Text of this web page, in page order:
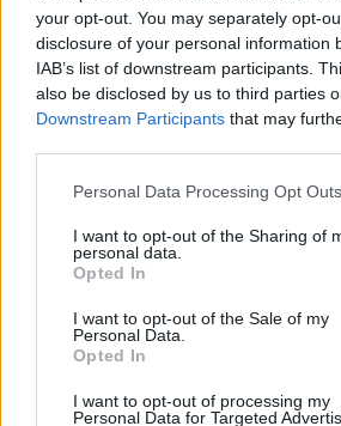
your opt-out. You may separately opt-
disclosure of your personal information
IAB’s list of downstream participants.
also be disclosed by us to third parties
Downstream Participants that may
Personal Data Processing Opt Outs
I want to opt-out of the Sharing of
personal data.
Opted In
I want to opt-out of the Sale of my
Personal Data.
Opted In
I want to opt-out of processing my
Personal Data for Targeted
Minka 9. rész
Máltai kaland 7.
10 tanács, ha jobban